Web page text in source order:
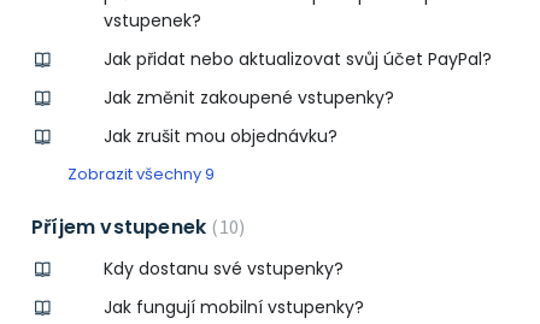
vstupenek?
Jak přidat nebo aktualizovat svůj účet PayPal?
Jak změnit zakoupené vstupenky?
Jak zrušit mou objednávku?
Zobrazit všechny 9
Příjem vstupenek 10
Kdy dostanu své vstupenky?
Jak fungují mobilní vstupenky?